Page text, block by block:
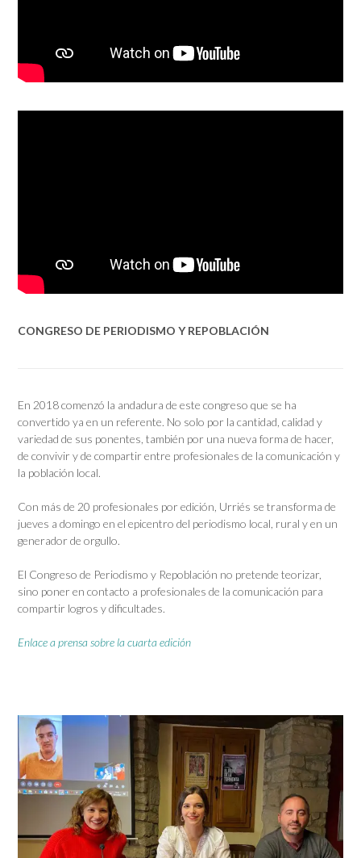
CONGRESO DE PERIODISMO Y REPOBLACIÓN
En 2018 comenzó la andadura de este congreso que se ha
convertido ya en un referente. No solo por la cantidad, calidad y
variedad de sus ponentes, también por una nueva forma de hacer,
de convivir y de compartir entre profesionales de la comunicación y
la población local.
Con más de 20 profesionales por edición, Urriés se transforma de
jueves a domingo en el epicentro del periodismo local, rural y en un
generador de orgullo.
El Congreso de Periodismo y Repoblación no pretende teorizar,
sino poner en contacto a profesionales de la comunicación para
compartir logros y dificultades.
Enlace a prensa sobre la cuarta edición